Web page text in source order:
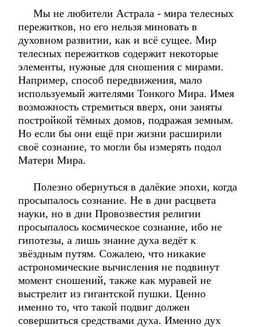
Мы не любители Астрала - мира телесных
пережитков, но его нельзя миновать в
духовном развитии, как и всё сущее. Мир
телесных пережитков содержит некоторые
элементы, нужные для сношения с мирами.
Например, способ передвижения, мало
используемый жителями Тонкого Мира. Имея
возможность стремиться вверх, они заняты
постройкой тёмных домов, подражая земным.
Но если бы они ещё при жизни расширили
своё сознание, то могли бы измерять подол
Матери Мира.
Полезно обернуться в далёкие эпохи, когда
просыпалось сознание. Не в дни расцвета
науки, но в дни Провозвестия религии
просыпалось космическое сознание, ибо не
гипотезы, а лишь знание духа ведёт к
звёздным путям. Сожалею, что никакие
астрономические вычисления не подвинут
момент сношений, также как муравей не
выстрелит из гигантской пушки. Ценно
именно то, что такой подвиг должен
совершиться средствами духа. Именно дух